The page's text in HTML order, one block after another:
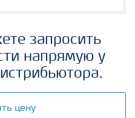
запросить
напрямую у
цену